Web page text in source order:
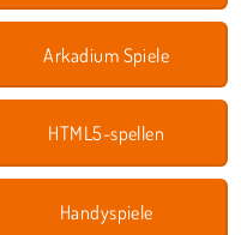
Arkadium Spiele
HTML5-spellen
Handyspiele